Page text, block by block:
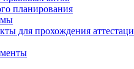
планирования
для прохождения